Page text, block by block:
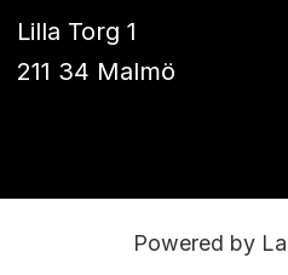
Lilla Torg 1
211 34 Malmö
Powered by